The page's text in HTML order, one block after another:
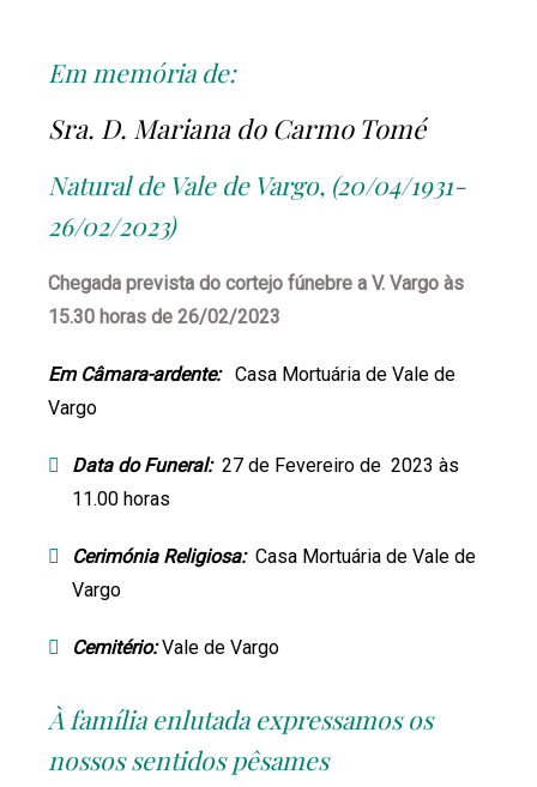
Em memória de:
Sra. D. Mariana do Carmo Tomé
Natural de Vale de Vargo, (20/04/1931-
26/02/2023)
Chegada prevista do cortejo fúnebre a V. Vargo às
15.30 horas de 26/02/2023
Em Câmara-ardente: Casa Mortuária de Vale de
Vargo
Data do Funeral: 27 de Fevereiro de 2023 às
11.00 horas
Cerimónia Religiosa: Casa Mortuária de Vale de
Vargo
Cemitério:Vale de Vargo
À família enlutada expressamos os
nossos sentidos pêsames